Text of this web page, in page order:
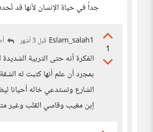
جداً في حياة الإنسان لأنها قد
1
Eslam_salah1 قبل 3 أشهر
الفكرة أنه حتى التربية
بمجرد أن علم أنها كتبت له
الشارع وتستدعي خاله
إبن مغيب وقاسي القلب وغير